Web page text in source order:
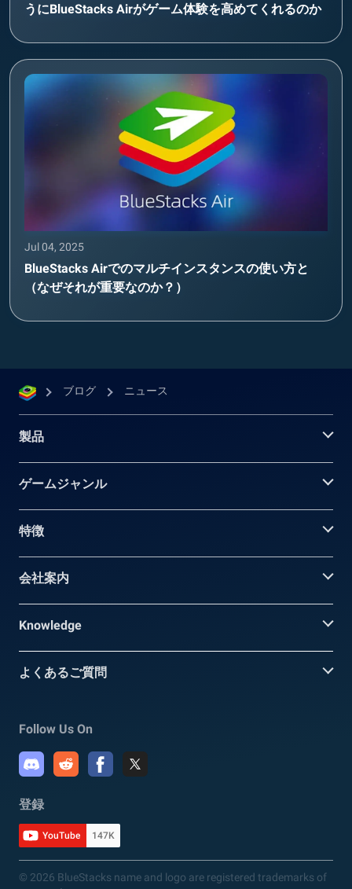
うにBlueStacks Airがゲーム体験を高めてくれるのか
Jul 04, 2025
BlueStacks Airでのマルチインスタンスの使い方と
（なぜそれが重要なのか？）
ブログ ニュース
製品
ゲームジャンル
特徴
会社案内
Knowledge
よくあるご質問
Follow Us On
登録
YouTube 147K
© 2026 BlueStacks name and logo are registered trademarks of